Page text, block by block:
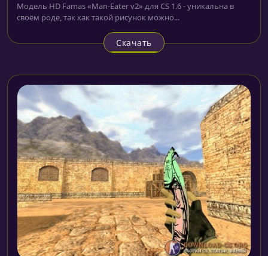
Модель HD Famas «Man-Eater v2» для CS 1.6 - уникальна в
своём роде, так как такой рисунок можно...
Скачать